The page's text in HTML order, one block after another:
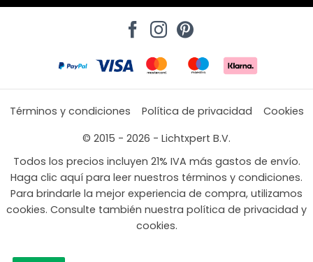
Términos y condiciones Política de privacidad
Cookies
© 2015 - 2026 - Lichtxpert B.V.
Todos los precios incluyen 21% IVA más gastos de envío.
Haga clic aquí para leer nuestros términos y condiciones.
Para brindarle la mejor experiencia de compra, utilizamos
cookies. Consulte también nuestra política de privacidad y
cookies.